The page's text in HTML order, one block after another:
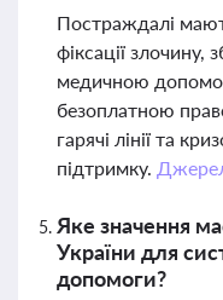
Постраждалі
фіксації злочину,
медичною
безоплатною
гарячі лінії та
підтримку.
Яке значення
України для
допомоги?